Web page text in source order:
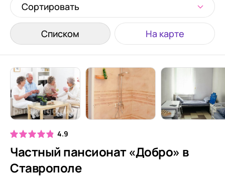
Сортировать
Списком На карте
4.9
Частный пансионат «Добро» в
Ставрополе